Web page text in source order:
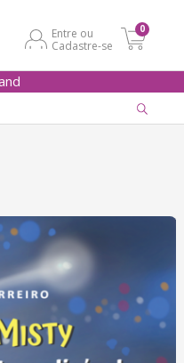
Entre ou
Cadastre-se
0